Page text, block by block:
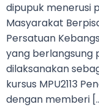
dipupuk menerusi
Masyarakat
Persatuan
yang berlangsung
dilaksanakan
kursus MPU2113
dengan memberi